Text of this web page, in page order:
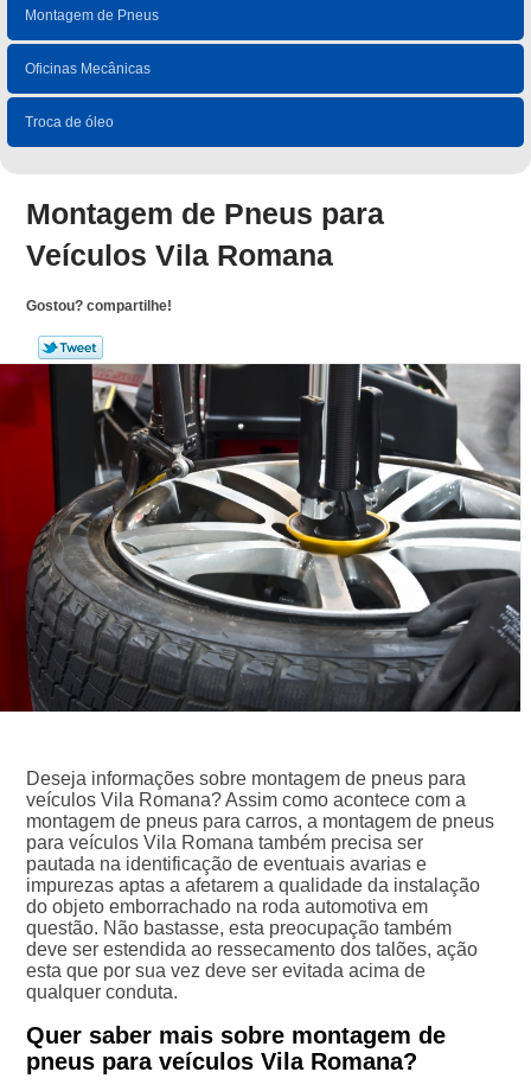
Montagem de Pneus
Oficinas Mecânicas
Troca de óleo
Montagem de Pneus para
Veículos Vila Romana
Gostou? compartilhe!
Deseja informações sobre montagem de pneus para
veículos Vila Romana? Assim como acontece com a
montagem de pneus para carros, a montagem de pneus
para veículos Vila Romana também precisa ser
pautada na identificação de eventuais avarias e
impurezas aptas a afetarem a qualidade da instalação
do objeto emborrachado na roda automotiva em
questão. Não bastasse, esta preocupação também
deve ser estendida ao ressecamento dos talões, ação
esta que por sua vez deve ser evitada acima de
qualquer conduta.
Quer saber mais sobre montagem de
pneus para veículos Vila Romana?